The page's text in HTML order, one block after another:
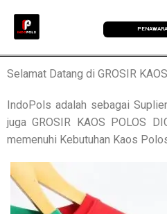
Selamat Datang di GROSIR
IndoPols adalah sebagai
juga GROSIR KAOS POLOS
memenuhi Kebutuhan Kaos